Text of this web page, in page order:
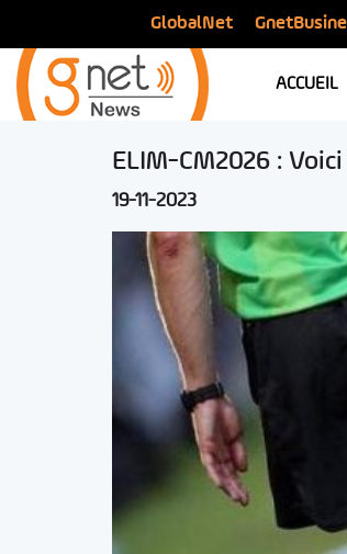
GlobalNet
ACCUEIL
ELIM-CM2026 :
19-11-2023